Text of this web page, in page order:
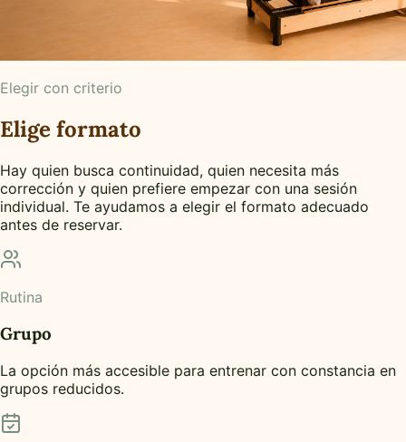
Elegir con criterio
Elige formato
Hay quien busca continuidad, quien necesita más
corrección y quien prefiere empezar con una sesión
individual. Te ayudamos a elegir el formato adecuado
antes de reservar.
Rutina
Grupo
La opción más accesible para entrenar con constancia en
grupos reducidos.